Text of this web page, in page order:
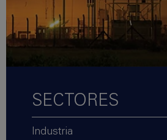
SECTORES
Industria